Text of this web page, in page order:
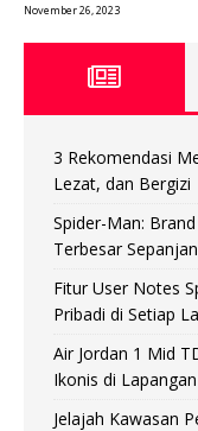
November 26, 2023
3 Rekomendasi
Lezat, dan Bergizi
Spider-Man:
Terbesar
Fitur User Notes
Pribadi di Setiap
Air Jordan 1 Mid
Ikonis di
Jelajah Kawasan